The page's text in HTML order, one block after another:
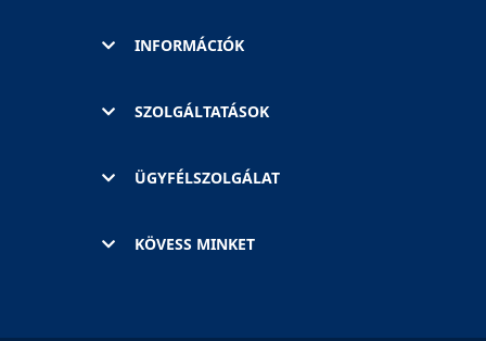
INFORMÁCIÓK
SZOLGÁLTATÁSOK
ÜGYFÉLSZOLGÁLAT
KÖVESS MINKET